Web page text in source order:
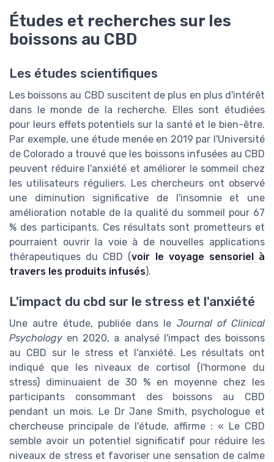
Études et recherches sur les
boissons au CBD
Les études scientifiques
Les boissons au CBD suscitent de plus en plus d'intérêt
dans le monde de la recherche. Elles sont étudiées
pour leurs effets potentiels sur la santé et le bien-être.
Par exemple, une étude menée en 2019 par l'Université
de Colorado a trouvé que les boissons infusées au CBD
peuvent réduire l'anxiété et améliorer le sommeil chez
les utilisateurs réguliers. Les chercheurs ont observé
une diminution significative de l'insomnie et une
amélioration notable de la qualité du sommeil pour 67
% des participants. Ces résultats sont prometteurs et
pourraient ouvrir la voie à de nouvelles applications
thérapeutiques du CBD (voir le voyage sensoriel à
travers les produits infusés).
L'impact du cbd sur le stress et l'anxiété
Une autre étude, publiée dans le Journal of Clinical
Psychology en 2020, a analysé l'impact des boissons
au CBD sur le stress et l'anxiété. Les résultats ont
indiqué que les niveaux de cortisol (l'hormone du
stress) diminuaient de 30 % en moyenne chez les
participants consommant des boissons au CBD
pendant un mois. Le Dr Jane Smith, psychologue et
chercheuse principale de l'étude, affirme : « Le CBD
semble avoir un potentiel significatif pour réduire les
niveaux de stress et favoriser une sensation de calme